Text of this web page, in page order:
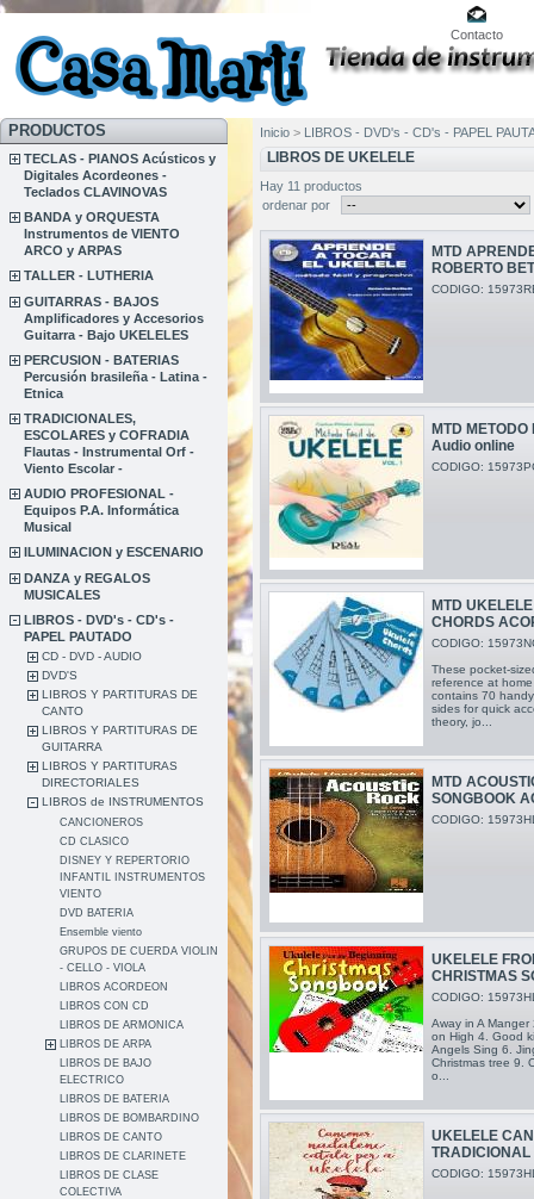
Contacto
PRODUCTOS
TECLAS - PIANOS Acústicos y
Digitales Acordeones -
Teclados CLAVINOVAS
BANDA y ORQUESTA
Instrumentos de VIENTO
ARCO y ARPAS
TALLER - LUTHERIA
GUITARRAS - BAJOS
Amplificadores y Accesorios
Guitarra - Bajo UKELELES
PERCUSION - BATERIAS
Percusión brasileña - Latina -
Etnica
TRADICIONALES,
ESCOLARES y COFRADIA
Flautas - Instrumental Orf -
Viento Escolar -
AUDIO PROFESIONAL -
Equipos P.A. Informática
Musical
ILUMINACION y ESCENARIO
DANZA y REGALOS
MUSICALES
LIBROS - DVD's - CD's -
PAPEL PAUTADO
CD - DVD - AUDIO
DVD'S
LIBROS Y PARTITURAS DE
CANTO
LIBROS Y PARTITURAS DE
GUITARRA
LIBROS Y PARTITURAS
DIRECTORIALES
LIBROS de INSTRUMENTOS
CANCIONEROS
CD CLASICO
DISNEY Y REPERTORIO
INFANTIL INSTRUMENTOS
VIENTO
DVD BATERIA
Ensemble viento
GRUPOS DE CUERDA VIOLIN
- CELLO - VIOLA
LIBROS ACORDEON
LIBROS CON CD
LIBROS DE ARMONICA
LIBROS DE ARPA
LIBROS DE BAJO
ELECTRICO
LIBROS DE BATERIA
LIBROS DE BOMBARDINO
LIBROS DE CANTO
LIBROS DE CLARINETE
LIBROS DE CLASE
COLECTIVA
Inicio > LIBROS - DVD's - CD's - PAPEL
LIBROS DE UKELELE
Hay 11 productos
ordenar por
MTD
ROBERTO
CODIGO:
MTD METODO
Audio online
CODIGO:
MTD
CHORDS
CODIGO:
These pocket-
reference at
contains 70
sides for quick
theory, jo...
MTD
SONGBOOK
CODIGO:
UKELELE
CHRISTMAS
CODIGO:
Away in A
on High 4. Good
Angels Sing 6.
Christmas tree 9.
o...
UKELELE
TRADICIONAL
CODIGO: